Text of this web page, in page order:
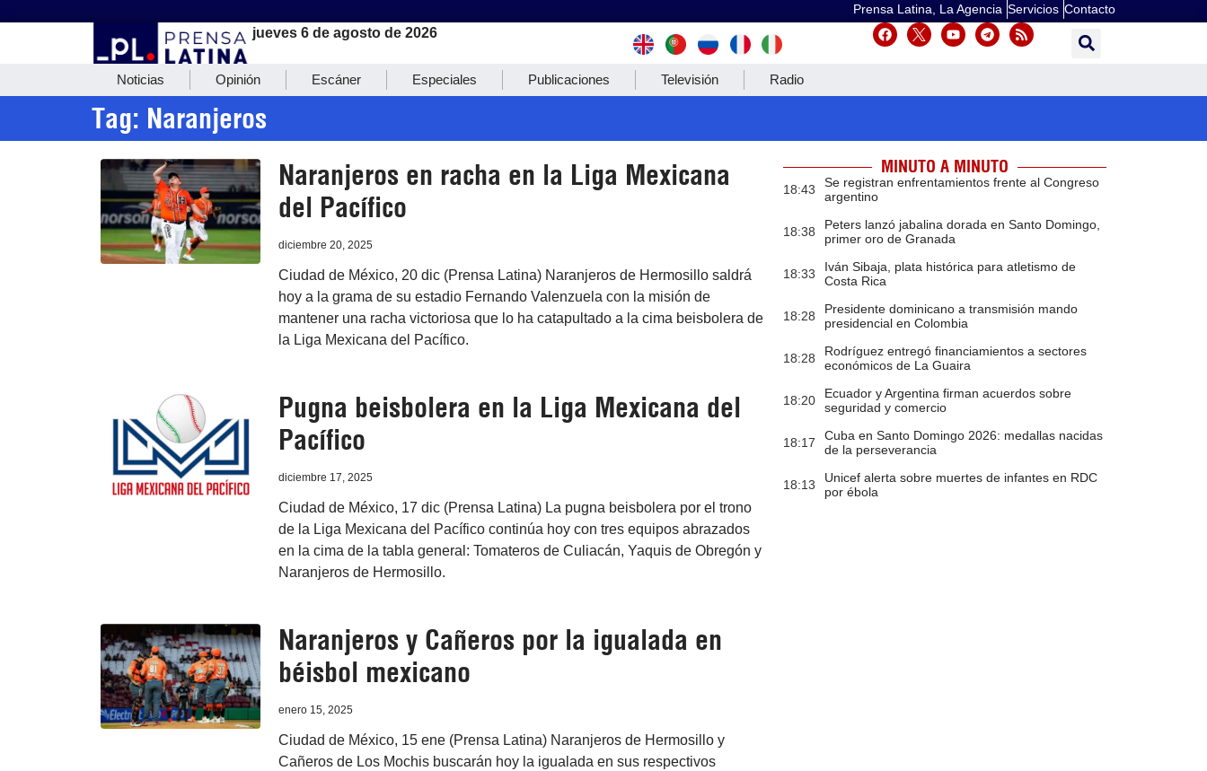
Prensa Latina, La Agencia Servicios Contacto
jueves 6 de agosto de 2026
Noticias Opinión Escáner Especiales Publicaciones Televisión Radio
Tag: Naranjeros
Naranjeros en racha en la Liga Mexicana
del Pacífico
diciembre 20, 2025
Ciudad de México, 20 dic (Prensa Latina) Naranjeros de Hermosillo saldrá
hoy a la grama de su estadio Fernando Valenzuela con la misión de
mantener una racha victoriosa que lo ha catapultado a la cima beisbolera de
la Liga Mexicana del Pacífico.
Pugna beisbolera en la Liga Mexicana del
Pacífico
diciembre 17, 2025
Ciudad de México, 17 dic (Prensa Latina) La pugna beisbolera por el trono
de la Liga Mexicana del Pacífico continúa hoy con tres equipos abrazados
en la cima de la tabla general: Tomateros de Culiacán, Yaquis de Obregón y
Naranjeros de Hermosillo.
Naranjeros y Cañeros por la igualada en
béisbol mexicano
enero 15, 2025
Ciudad de México, 15 ene (Prensa Latina) Naranjeros de Hermosillo y
Cañeros de Los Mochis buscarán hoy la igualada en sus respectivos
MINUTO A MINUTO
18:43
Se registran enfrentamientos frente al Congreso
argentino
18:38
Peters lanzó jabalina dorada en Santo Domingo,
primer oro de Granada
18:33
Iván Sibaja, plata histórica para atletismo de
Costa Rica
18:28
Presidente dominicano a transmisión mando
presidencial en Colombia
18:28
Rodríguez entregó financiamientos a sectores
económicos de La Guaira
18:20
Ecuador y Argentina firman acuerdos sobre
seguridad y comercio
18:17
Cuba en Santo Domingo 2026: medallas nacidas
de la perseverancia
18:13
Unicef alerta sobre muertes de infantes en RDC
por ébola